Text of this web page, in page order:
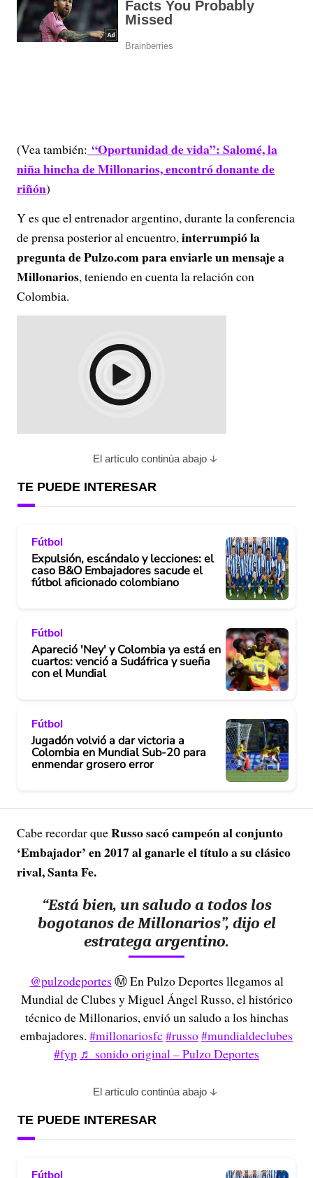
(Vea también: “Oportunidad de vida”: Salomé, la
niña hincha de Millonarios, encontró donante de
riñón)
Y es que el entrenador argentino, durante la conferencia
de prensa posterior al encuentro,interrumpió la
pregunta de Pulzo.com para enviarle un mensaje a
Millonarios, teniendo en cuenta la relación con
Colombia.
El artículo continúa abajo
TE PUEDE INTERESAR
Fútbol
Expulsión, escándalo y lecciones: el
caso B&O Embajadores sacude el
fútbol aficionado colombiano
Fútbol
Apareció 'Ney' y Colombia ya está en
cuartos: venció a Sudáfrica y sueña
con el Mundial
Fútbol
Jugadón volvió a dar victoria a
Colombia en Mundial Sub-20 para
enmendar grosero error
Cabe recordar queRusso sacó campeón al conjunto
‘Embajador’ en 2017 al ganarle el título a su clásico
rival, Santa Fe.
“Está bien, un saludo a todos los
bogotanos de Millonarios”, dijo el
estratega argentino.
@pulzodeportes Ⓜ️ En Pulzo Deportes llegamos al
Mundial de Clubes y Miguel Ángel Russo, el histórico
técnico de Millonarios, envió un saludo a los hinchas
embajadores. #millonariosfc #russo#mundialdeclubes
#fyp ♬ sonido original – Pulzo Deportes
El artículo continúa abajo
TE PUEDE INTERESAR
Fútbol